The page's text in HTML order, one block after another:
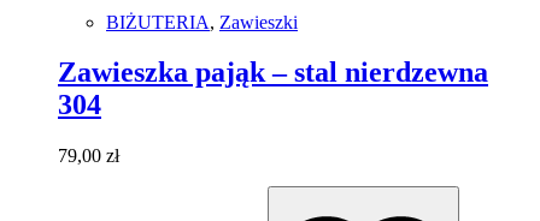
BIŻUTERIA, Zawieszki
Zawieszka pająk – stal nierdzewna
304
79,00 zł